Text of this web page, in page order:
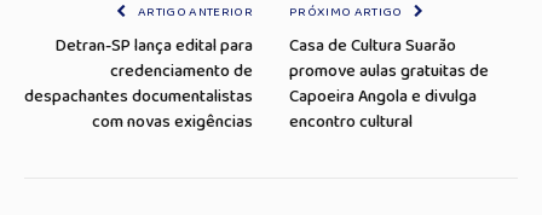
ARTIGO ANTERIOR
Detran-SP lança edital para
credenciamento de
despachantes documentalistas
com novas exigências
PRÓXIMO ARTIGO
Casa de Cultura Suarão
promove aulas gratuitas de
Capoeira Angola e divulga
encontro cultural